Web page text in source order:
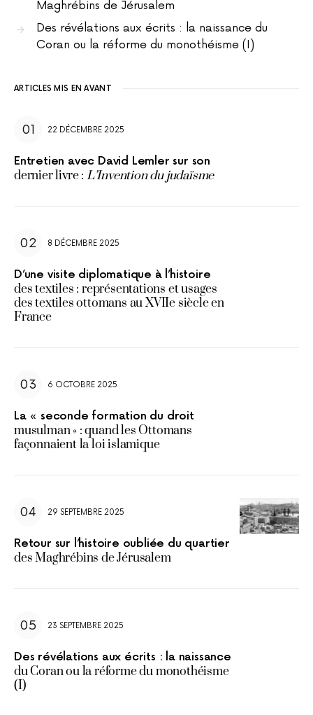
Maghrébins de Jérusalem
Des révélations aux écrits : la naissance du
Coran ou la réforme du monothéisme (I)
ARTICLES MIS EN AVANT
22 DÉCEMBRE 2025
Entretien avec David Lemler sur son
dernier livre : L’Invention du judaïsme
8 DÉCEMBRE 2025
D’une visite diplomatique à l’histoire
des textiles : représentations et usages
des textiles ottomans au XVIIe siècle en
France
6 OCTOBRE 2025
La « seconde formation du droit
musulman » : quand les Ottomans
façonnaient la loi islamique
29 SEPTEMBRE 2025
Retour sur l’histoire oubliée du quartier
des Maghrébins de Jérusalem
23 SEPTEMBRE 2025
Des révélations aux écrits : la naissance
du Coran ou la réforme du monothéisme
(I)